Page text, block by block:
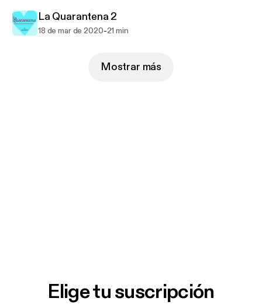
La Quarantena 2
18 de mar de 2020-21 min
Mostrar más
Elige tu suscripción